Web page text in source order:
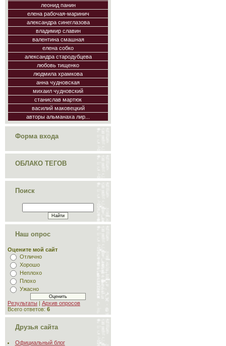
леонид панин
елена рабочая-маринич
александра синеглазова
владимир славин
валентина смашная
елена собко
александра стародубцева
любовь тищенко
людмила храмкова
анна чудновская
михаил чудновский
станислав мартюк
василий маковецкий
авторы альманаха лир...
Форма входа
ОБЛАКО ТЕГОВ
Поиск
Наш опрос
Оцените мой сайт
Отлично
Хорошо
Неплохо
Плохо
Ужасно
Результаты | Архив опросов
Всего ответов: 6
Друзья сайта
Официальный блог